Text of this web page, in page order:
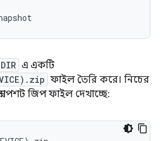
এ একটি
ফাইল তৈরি করে। নিচের
জিপ ফাইল দেখাচ্ছে: